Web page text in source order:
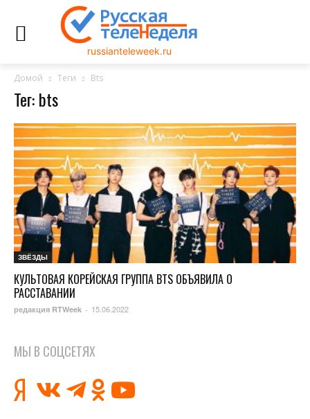
russianteleweek.ru
Домой Теги Bts
Тег: bts
ЗВЁЗДЫ
КУЛЬТОВАЯ КОРЕЙСКАЯ ГРУППА BTS ОБЪЯВИЛА О
РАССТАВАНИИ
редакция RTWeek - 15.06.2022
МЫ В СОЦСЕТЯХ